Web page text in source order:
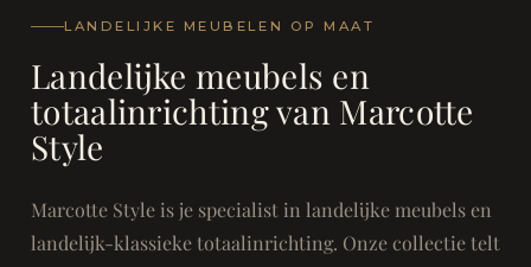
LANDELIJKE MEUBELEN OP MAAT
Landelijke meubels en
totaalinrichting van Marcotte
Style
Marcotte Style is je specialist in landelijke meubels en
landelijk-klassieke totaalinrichting. Onze collectie telt